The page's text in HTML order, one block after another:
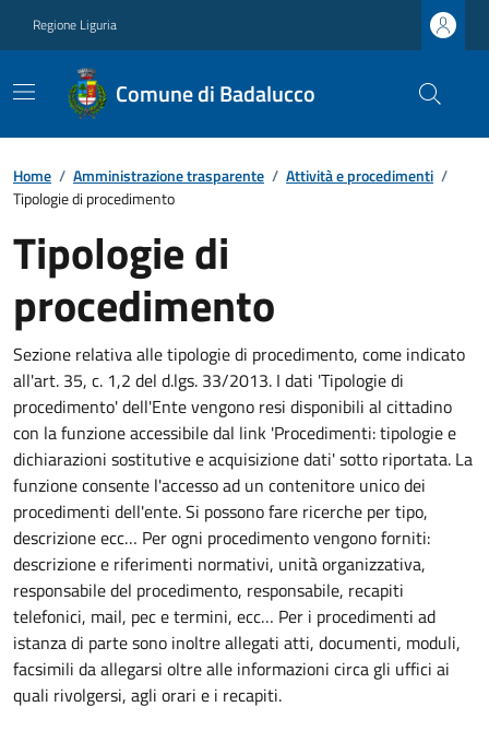
Regione Liguria
Comune di Badalucco
Home / Amministrazione trasparente / Attività e procedimenti /
Tipologie di procedimento
Tipologie di
procedimento
Sezione relativa alle tipologie di procedimento, come indicato
all'art. 35, c. 1,2 del d.lgs. 33/2013. I dati 'Tipologie di
procedimento' dell'Ente vengono resi disponibili al cittadino
con la funzione accessibile dal link 'Procedimenti: tipologie e
dichiarazioni sostitutive e acquisizione dati' sotto riportata. La
funzione consente l'accesso ad un contenitore unico dei
procedimenti dell'ente. Si possono fare ricerche per tipo,
descrizione ecc… Per ogni procedimento vengono forniti:
descrizione e riferimenti normativi, unità organizzativa,
responsabile del procedimento, responsabile, recapiti
telefonici, mail, pec e termini, ecc… Per i procedimenti ad
istanza di parte sono inoltre allegati atti, documenti, moduli,
facsimili da allegarsi oltre alle informazioni circa gli uffici ai
quali rivolgersi, agli orari e i recapiti.